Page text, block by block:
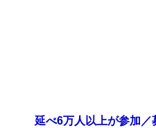
延べ6万人以上が参加